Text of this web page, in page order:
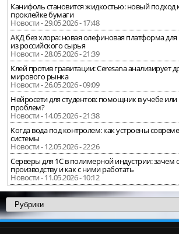
Канифоль становится жидкостью: новый подход
проклейке бумаги
Новости - 29.05.2026 - 17:48
АКД без хлора: новая олефиновая платформа
из российского сырья
Новости - 28.05.2026 - 21:39
Клей против гравитации: Ceresana анализирует
мирового рынка
Новости - 26.05.2026 - 09:09
Нейросети для студентов: помощник в учебе
проблем?
Новости - 14.05.2026 - 21:38
Когда вода под контролем: как устроены
системы
Новости - 12.05.2026 - 22:26
Серверы для 1С в полимерной индустрии:
производству и как с ними работать
Новости - 11.05.2026 - 10:12